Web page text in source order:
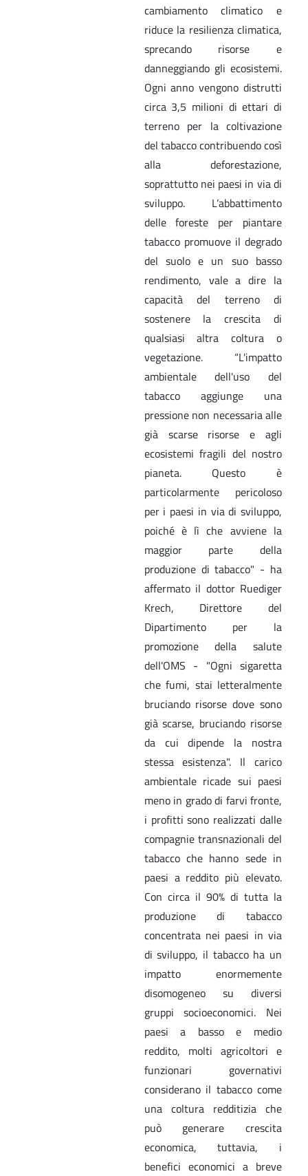
cambiamento climatico e
riduce la resilienza climatica,
sprecando risorse e
danneggiando gli ecosistemi.
Ogni anno vengono distrutti
circa 3,5 milioni di ettari di
terreno per la coltivazione
del tabacco contribuendo così
alla deforestazione,
soprattutto nei paesi in via di
sviluppo. L’abbattimento
delle foreste per piantare
tabacco promuove il degrado
del suolo e un suo basso
rendimento, vale a dire la
capacità del terreno di
sostenere la crescita di
qualsiasi altra coltura o
vegetazione. “L'impatto
ambientale dell'uso del
tabacco aggiunge una
pressione non necessaria alle
già scarse risorse e agli
ecosistemi fragili del nostro
pianeta. Questo è
particolarmente pericoloso
per i paesi in via di sviluppo,
poiché è lì che avviene la
maggior parte della
produzione di tabacco" - ha
affermato il dottor Ruediger
Krech, Direttore del
Dipartimento per la
promozione della salute
dell'OMS - "Ogni sigaretta
che fumi, stai letteralmente
bruciando risorse dove sono
già scarse, bruciando risorse
da cui dipende la nostra
stessa esistenza". Il carico
ambientale ricade sui paesi
meno in grado di farvi fronte,
i profitti sono realizzati dalle
compagnie transnazionali del
tabacco che hanno sede in
paesi a reddito più elevato.
Con circa il 90% di tutta la
produzione di tabacco
concentrata nei paesi in via
di sviluppo, il tabacco ha un
impatto enormemente
disomogeneo su diversi
gruppi socioeconomici. Nei
paesi a basso e medio
reddito, molti agricoltori e
funzionari governativi
considerano il tabacco come
una coltura redditizia che
può generare crescita
economica, tuttavia, i
benefici economici a breve